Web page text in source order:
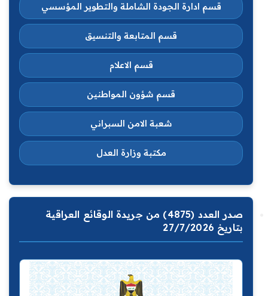
قسم ادارة الجودة الشاملة والتطوير المؤسسي
قسم المتابعة والتنسيق
قسم الاعلام
قسم شؤون المواطنين
شعبة الامن السبراني
مكتبة وزارة العدل
صدر العدد (4875) من جريدة الوقائع العراقية
بتاريخ 27/7/2026